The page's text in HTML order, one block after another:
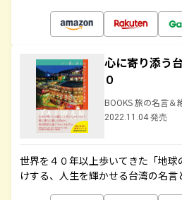
心に寄り添う
０
BOOKS 旅の名言＆
2022.11.04 発売
世界を４０年以上歩いてきた「地
けする、人生を輝かせる台湾の名言